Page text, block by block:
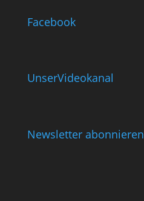
Facebook
UnserVideokanal
Newsletter abonnieren